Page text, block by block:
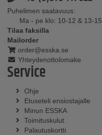
Puhelimen saatavuus:
Ma - pe klo: 10-12 & 13-15
Tilaa faksilla
Mailorder
order@esska.se
Yhteydenottolomake
Service
Ohje
Etuseteli ensiostajalle
Minun ESSKA
Toimituskulut
Palautuskortti